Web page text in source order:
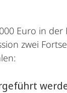
Euro in
zwei